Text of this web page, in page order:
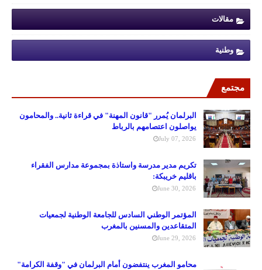
مقالات
وطنية
مجتمع
البرلمان يُمرر "قانون المهنة" في قراءة ثانية.. والمحامون
يواصلون اعتصامهم بالرباط
July 07, 2026
تكريم مدير مدرسة واستاذة بمجموعة مدارس الفقراء
باقليم خريبكة:
June 30, 2026
المؤتمر الوطني السادس للجامعة الوطنية لجمعيات
المتقاعدين والمسنين بالمغرب
June 29, 2026
محامو المغرب ينتفضون أمام البرلمان في "وقفة الكرامة"